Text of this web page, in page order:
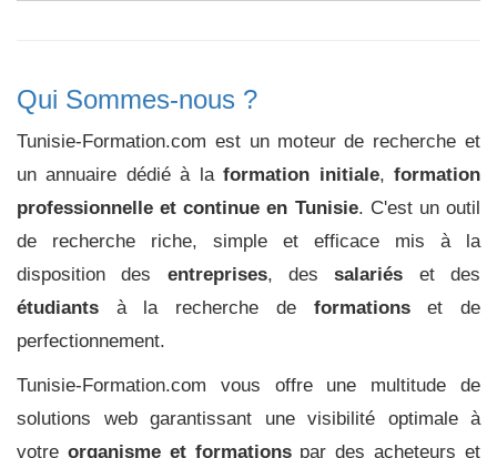
Qui Sommes-nous ?
Tunisie-Formation.com est un moteur de recherche et
un annuaire dédié à laformation initiale,formation
professionnelle et continue en Tunisie. C'est un outil
de recherche riche, simple et efficace mis à la
disposition des entreprises, dessalariés et des
étudiants à la recherche de formationset de
perfectionnement.
Tunisie-Formation.com vous offre une multitude de
solutions web garantissant une visibilité optimale à
votre organisme et formationspar des acheteurs et